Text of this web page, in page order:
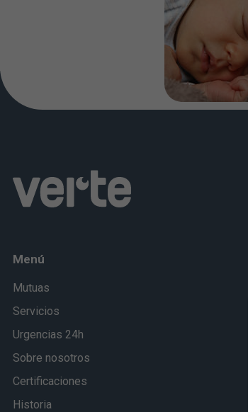
Menú
Mutuas
Servicios
Urgencias 24h
Sobre nosotros
Certificaciones
Historia